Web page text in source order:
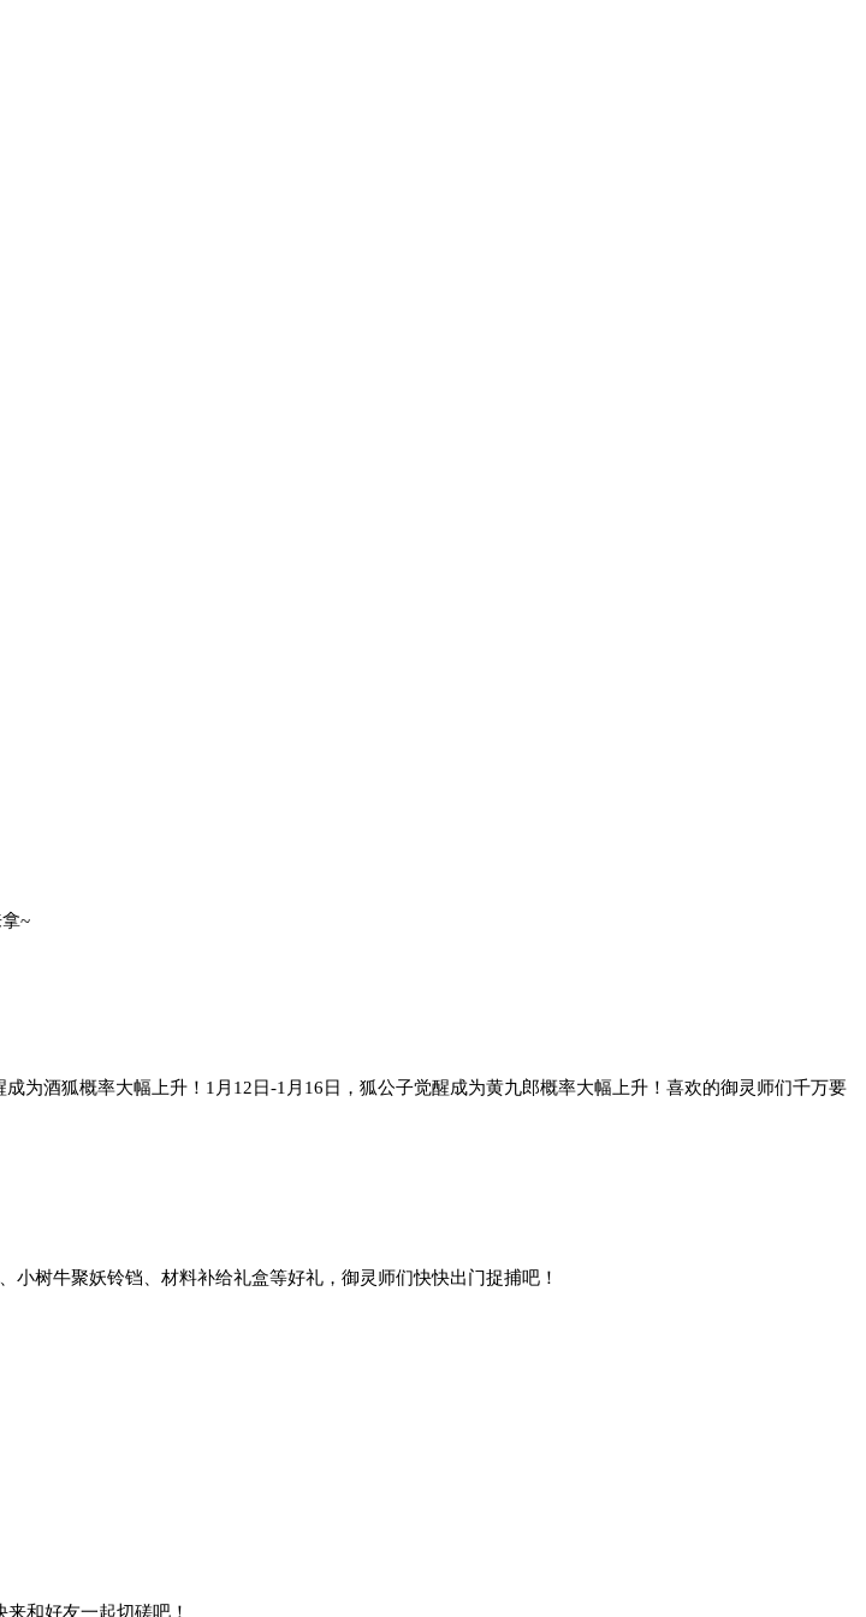
~
成为酒狐概率大幅上升！ 1月 12 日-1月 16 日 ， 狐公子觉醒成为黄九郎概率大幅上升！ 喜欢的御灵师们千万要
小树牛聚妖铃铛、材料补给礼盒等好礼，御灵师们快快出门捉捕吧！
来和好友一起切磋吧！